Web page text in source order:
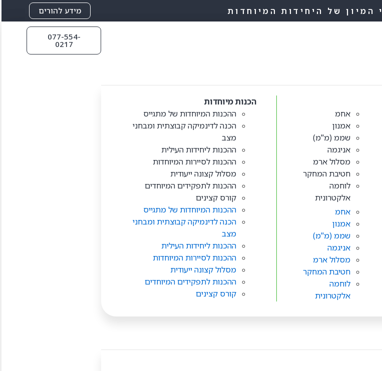
המיון של היחידות המיוחדות מידע להורים
אחמ
אמנון
שממ (מ"מ)
אניגמה
מסלול ארמ
חטיבת המחקר
לוחמה
אלקטרונית
אחמ
אמנון
שממ (מ"מ)
אניגמה
מסלול ארמ
חטיבת המחקר
לוחמה
אלקטרונית
הכנות מיוחדות
ההכנות המיוחדות של מתגייס
הכנה לדינמיקה קבוצתית ומבחני
מצב
ההכנות ליחידות העילית
ההכנות לסיירות המיוחדות
מסלול קצונה ייעודית
ההכנות לתפקידים המיוחדים
קורס קצינים
ההכנות המיוחדות של מתגייס
הכנה לדינמיקה קבוצתית ומבחני
מצב
ההכנות ליחידות העילית
ההכנות לסיירות המיוחדות
מסלול קצונה ייעודית
ההכנות לתפקידים המיוחדים
קורס קצינים
077-554-
0217